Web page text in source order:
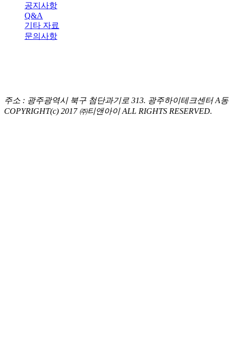
공지사항
Q&A
기타 자료
문의사항
주소 : 광주광역시 북구 첨단과기로 313. 광주하이테크센터 A
COPYRIGHT(c) 2017 ㈜티앤아이 ALL RIGHTS RESERVED.